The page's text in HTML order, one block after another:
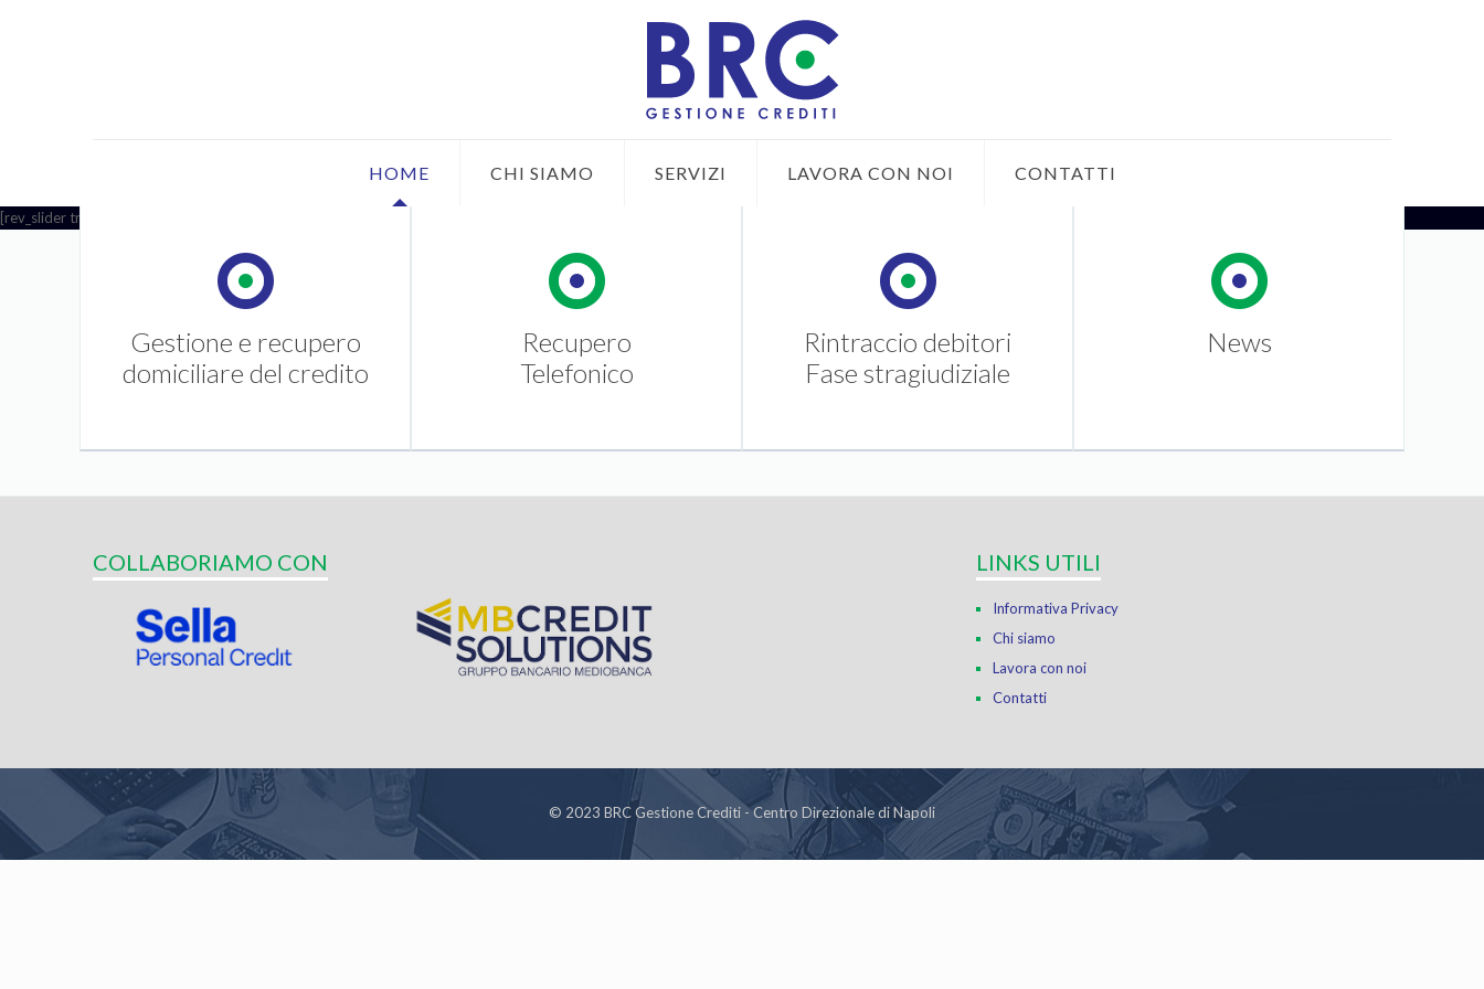
HOME CHI SIAMO SERVIZI LAVORA CON NOI CONTATTI
[rev_slider translator]
Gestione e recupero
domiciliare del credito
Recupero
Telefonico
Rintraccio debitori
Fase stragiudiziale
News
COLLABORIAMO CON LINKS UTILI
Informativa Privacy
Chi siamo
Lavora con noi
Contatti
© 2023 BRC Gestione Crediti - Centro Direzionale di Napoli